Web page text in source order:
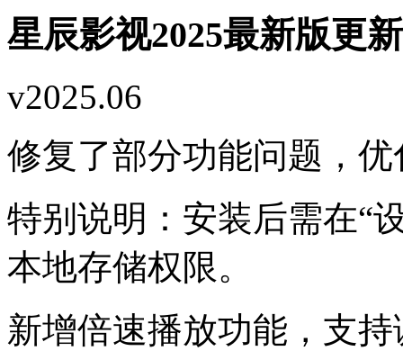
星辰影视2025最新版更
v2025.06
修复了部分功能问题，
特别说明：安装后需在“
本地存储权限。
新增倍速播放功能，支